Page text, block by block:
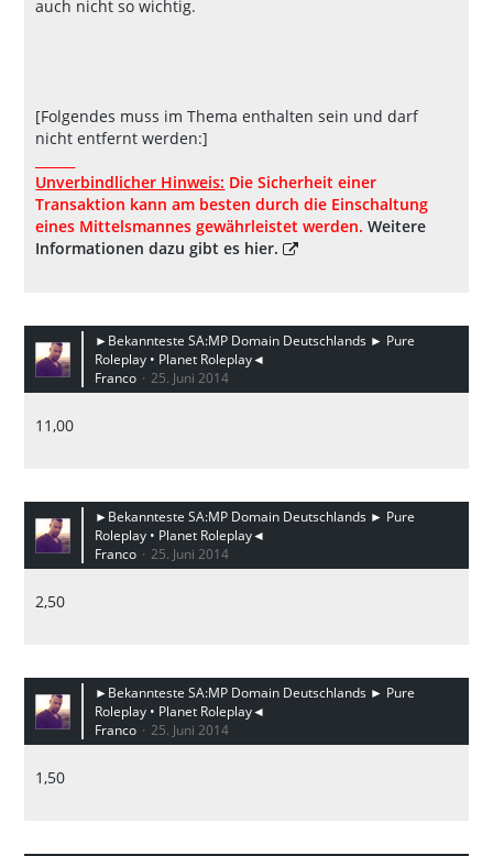
auch nicht so wichtig.
[Folgendes muss im Thema enthalten sein und darf
nicht entfernt werden:]
Unverbindlicher Hinweis: Die Sicherheit einer
Transaktion kann am besten durch die Einschaltung
eines Mittelsmannes gewährleistet werden.Weitere
Informationen dazu gibt es hier.
►Bekannteste SA:MP Domain Deutschlands ► Pure
Roleplay • Planet Roleplay◄
Franco
25. Juni 2014
11,00
►Bekannteste SA:MP Domain Deutschlands ► Pure
Roleplay • Planet Roleplay◄
Franco
25. Juni 2014
2,50
►Bekannteste SA:MP Domain Deutschlands ► Pure
Roleplay • Planet Roleplay◄
Franco
25. Juni 2014
1,50